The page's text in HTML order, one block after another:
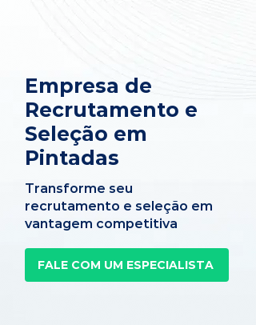
Empresa de
Recrutamento e
Seleção em
Pintadas
Transforme seu
recrutamento e seleção em
vantagem competitiva
FALE COM UM ESPECIALISTA